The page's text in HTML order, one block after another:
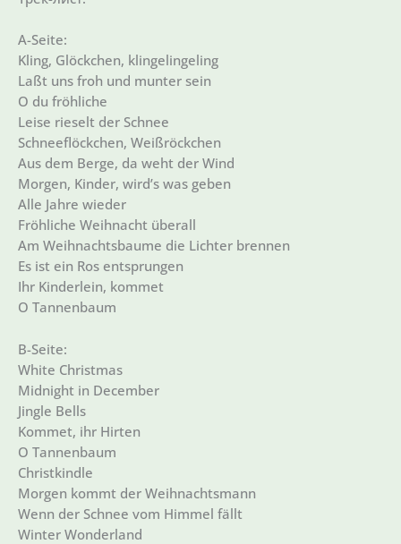
A-Seite:
Kling, Glöckchen, klingelingeling
Laßt uns froh und munter sein
O du fröhliche
Leise rieselt der Schnee
Schneeflöckchen, Weißröckchen
Aus dem Berge, da weht der Wind
Morgen, Kinder, wird’s was geben
Alle Jahre wieder
Fröhliche Weihnacht überall
Am Weihnachtsbaume die Lichter brennen
Es ist ein Ros entsprungen
Ihr Kinderlein, kommet
O Tannenbaum
B-Seite:
White Christmas
Midnight in December
Jingle Bells
Kommet, ihr Hirten
O Tannenbaum
Christkindle
Morgen kommt der Weihnachtsmann
Wenn der Schnee vom Himmel fällt
Winter Wonderland